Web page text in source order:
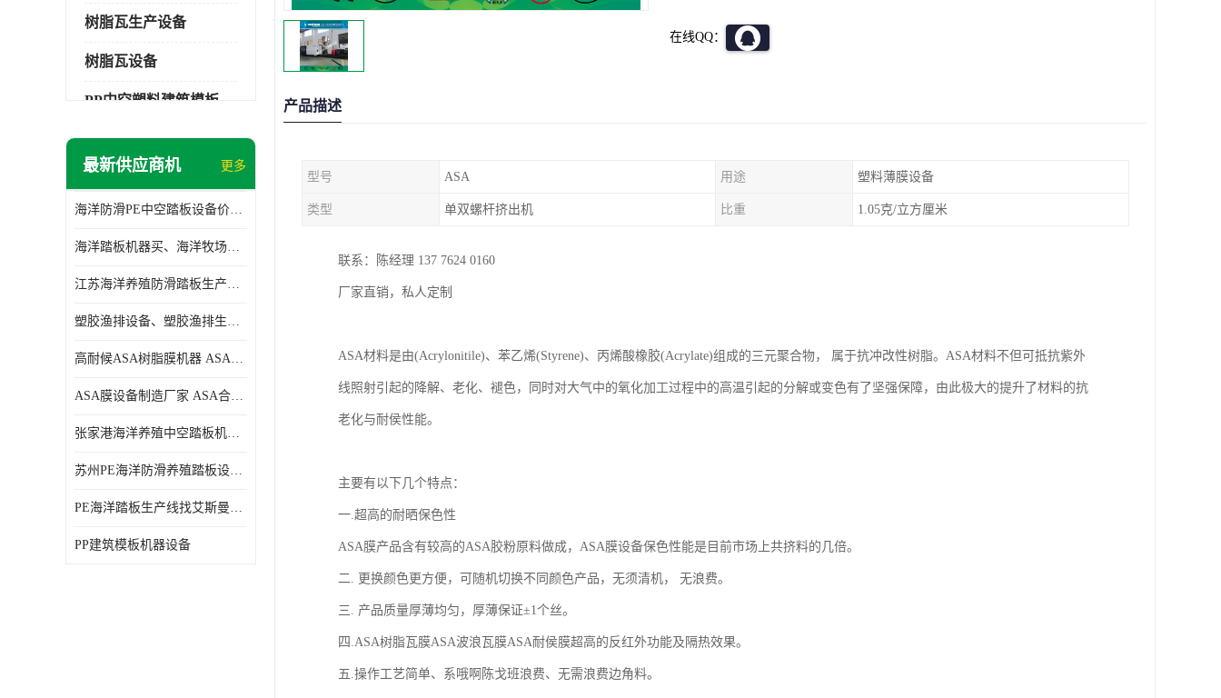
树脂瓦生产设备
树脂瓦设备
塑料建筑模板
最新供应商机 更多
海洋防滑PE中空踏板设备价格、中空塑料海洋踏板设备价格
海洋踏板机器买、海洋牧场生产线买、塑料踏板设备买
江苏海洋养殖防滑踏板生产线、江苏海洋养殖防滑踏板设备
塑胶渔排设备、塑胶渔排生产线、海洋踏板设备
高耐候ASA树脂膜机器 ASA装饰流延薄膜机器
ASA膜设备制造厂家 ASA合成树脂瓦膜设备制造口碑厂家
张家港海洋养殖中空踏板机器价格、苏州专业生产制造PE塑胶渔排防滑踏板设备
苏州PE海洋防滑养殖踏板设备哪家专业、PE海洋防滑中空踏板生产线哪家专业
PE海洋踏板生产线找艾斯曼机械、海洋踏板机器找艾斯曼、PE防滑海洋养殖踏板设备价格
PP建筑模板机器设备
在线QQ：
产品描述
型号 ASA 用途 塑料薄膜设备
类型 单双螺杆挤出机 比重 1.05克/立方厘米
联系：陈经理 137 7624 0160
厂家直销，私人定制
ASA材料是由(Acrylonitile)、苯乙烯(Styrene)、丙烯酸橡胶(Acrylate)组成的三元聚合物， 属于抗冲改性树脂。ASA材料不但可抵抗紫外
线照射引起的降解、老化、褪色，同时对大气中的氧化加工过程中的高温引起的分解或变色有了坚强保障，由此极大的提升了材料的抗
老化与耐侯性能。
主要有以下几个特点：
一.超高的耐晒保色性
ASA膜产品含有较高的ASA胶粉原料做成，ASA膜设备保色性能是目前市场上共挤料的几倍。
二. 更换颜色更方便，可随机切换不同颜色产品，无须清机， 无浪费。
三. 产品质量厚薄均匀，厚薄保证±1个丝。
四.ASA树脂瓦膜ASA波浪瓦膜ASA耐侯膜超高的反红外功能及隔热效果。
五.操作工艺简单、系哦啊陈戈班浪费、无需浪费边角料。